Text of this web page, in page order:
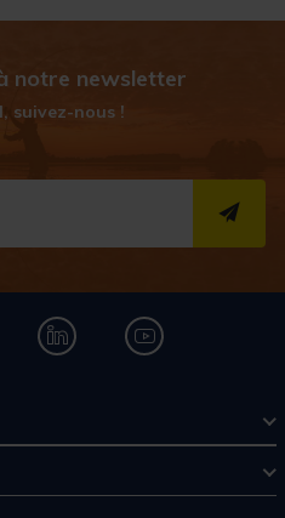
notre newsletter
suivez-nous !